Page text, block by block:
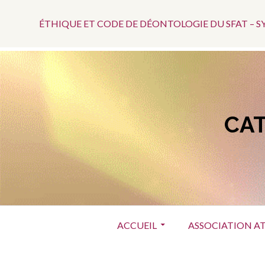
Top
ÉTHIQUE ET CODE DE DÉONTOLOGIE DU SFAT –
ACCUEIL ASSOCIATION